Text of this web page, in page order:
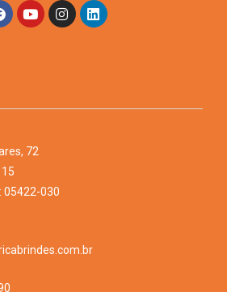
72
05422-030